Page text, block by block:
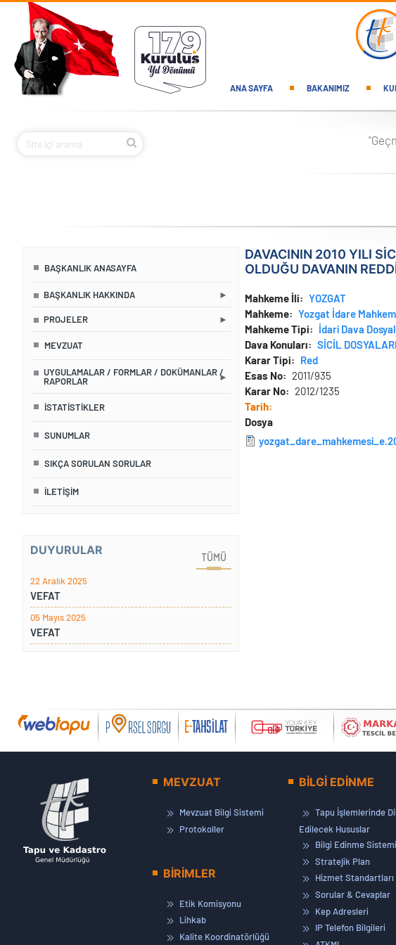
Ana içeriğe atla
Main navigation
ANA SAYFA BAKANIMIZ
BAŞKANLIK ANASAYFA
BAŞKANLIK HAKKINDA
PROJELER
MEVZUAT
UYGULAMALAR / FORMLAR / DOKÜMANLAR /
RAPORLAR
İSTATISTIKLER
SUNUMLAR
SIKÇA SORULAN SORULAR
İLETIŞIM
DUYURULAR
TÜMÜ
22 Aralık 2025
VEFAT
05 Mayıs 2025
VEFAT
DAVACININ 2010 YILI
OLDUĞU DAVANIN
Mahkeme İli
YOZGAT
Mahkeme
Yozgat İdare
Mahkeme Tipi
İdari Dava
Dava Konuları
SİCİL DOSYALARI
Karar Tipi
Red
Esas No
2011/935
Karar No
2012/1235
Tarih
Dosya
MEVZUAT
Mevzuat Bilgi Sistemi
Protokoller
BİRİMLER
Etik Komisyonu
Lihkab
Kalite Koordinatörlüğü
BİLGİ EDİNME
Tapu İşlemlerinde
Edilecek Hususlar
Bilgi Edinme Sistemi
Stratejik Plan
Hizmet Standartları
Sorular & Cevaplar
Kep Adresleri
IP Telefon Bilgileri